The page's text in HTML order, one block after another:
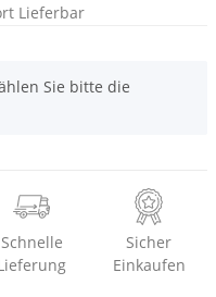
Lieferbar
Sie bitte die
Schnelle
Sicher
Einkaufen